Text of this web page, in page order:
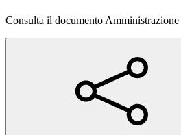
Consulta il documento Amministrazione